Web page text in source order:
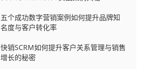
五个成功数字营销案例如何提升品牌知
名度与客户转化率
快销SCRM如何提升客户关系管理与销售
增长的秘密